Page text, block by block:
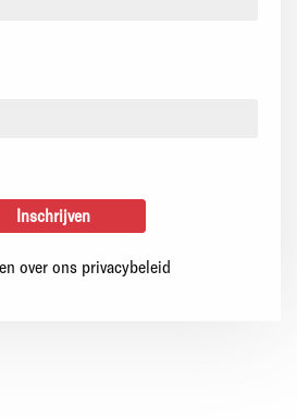
over ons privacybeleid